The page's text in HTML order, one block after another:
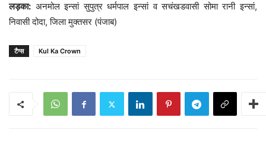
लड़का: अनमोल इन्सां सुपुत्र धर्मपाल इन्सां व सचंखडवासी सोमा रानी इन्सां,
निवासी दोदा, जिला मुक्तसर (पंजाब)
टैग्स Kul Ka Crown